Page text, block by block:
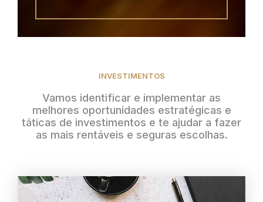
INVESTIMENTOS
Vamos identificar e implementar as
melhores oportunidades estratégicas e
táticas de investimentos e te ajudar a fazer
as mais rentáveis e seguras escolhas.